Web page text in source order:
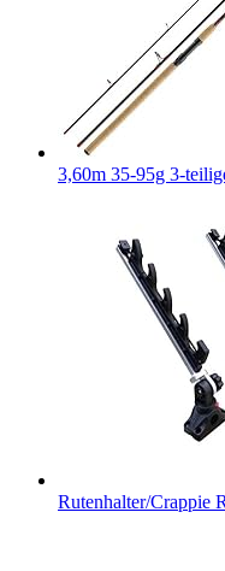
3,60m 35-95g 3-
Rutenhalter/Crappie